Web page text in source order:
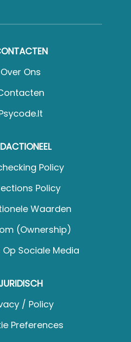
Over Ons
Policy
Policy
Waarden
(Ownership)
Op Sociale Media
/ Policy
Preferences